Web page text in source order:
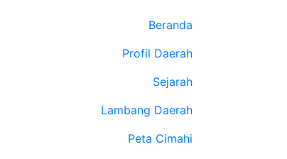
Beranda
Profil Daerah
Sejarah
Lambang Daerah
Peta Cimahi